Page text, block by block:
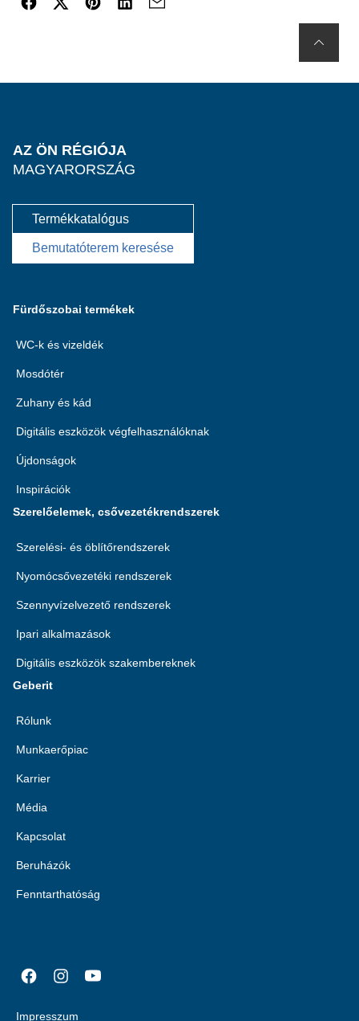
AZ ÖN RÉGIÓJA
MAGYARORSZÁG
Termékkatalógus
Bemutatóterem keresése
Fürdőszobai termékek
WC-k és vizeldék
Mosdótér
Zuhany és kád
Digitális eszközök végfelhasználóknak
Újdonságok
Inspirációk
Szerelőelemek, csővezetékrendszerek
Szerelési- és öblítőrendszerek
Nyomócsővezetéki rendszerek
Szennyvízelvezető rendszerek
Ipari alkalmazások
Digitális eszközök szakembereknek
Geberit
Rólunk
Munkaerőpiac
Karrier
Média
Kapcsolat
Beruházók
Fenntarthatóság
Impresszum